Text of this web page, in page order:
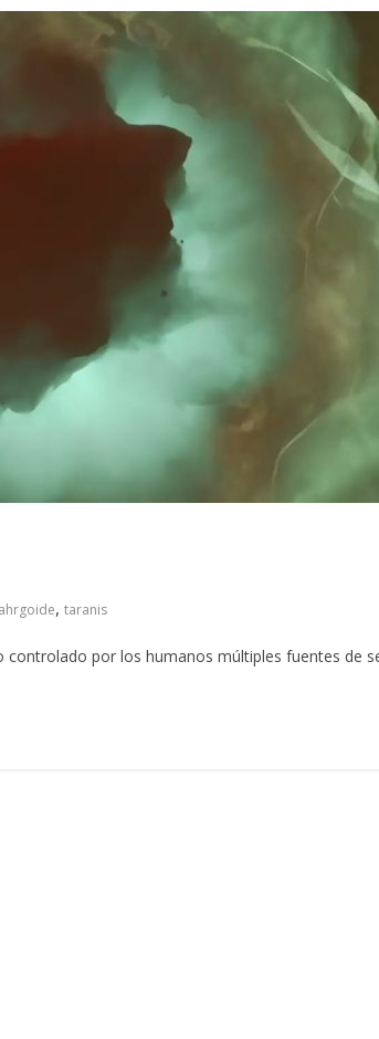
, taranis
controlado por los humanos múltiples fuentes de